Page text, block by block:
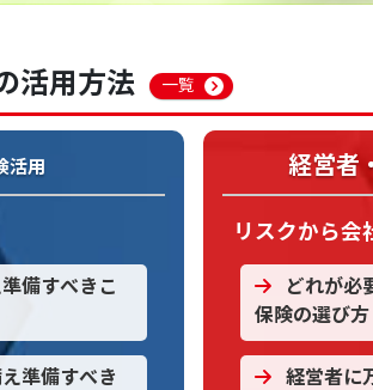
活用方法 一覧
活用
備すべきこ
準備すべき
経営者
リスクから会
どれが必
保険の選び方
経営者に